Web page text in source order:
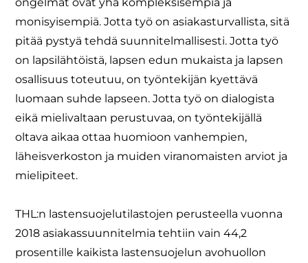
monisyisempiä. Jotta työ on asiakasturvallista, sitä
pitää pystyä tehdä suunnitelmallisesti. Jotta työ
on lapsilähtöistä, lapsen edun mukaista ja lapsen
osallisuus toteutuu, on työntekijän kyettävä
luomaan suhde lapseen. Jotta työ on dialogista
eikä mielivaltaan perustuvaa, on työntekijällä
oltava aikaa ottaa huomioon vanhempien,
läheisverkoston ja muiden viranomaisten arviot ja
mielipiteet.
THL:n lastensuojelutilastojen perusteella vuonna
2018 asiakassuunnitelmia tehtiin vain 44,2
prosentille kaikista lastensuojelun avohuollon